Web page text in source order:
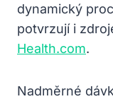
dynamický
potvrzují i
Health.com.
Nadměrné